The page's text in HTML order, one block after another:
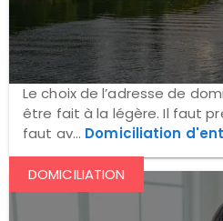
Le choix de l’adresse de
être fait à la légère. Il faut
faut av... Domiciliation
DOMICILIATION